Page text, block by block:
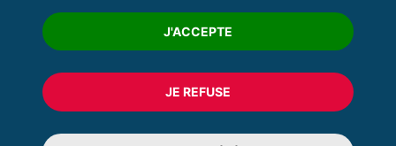
J'ACCEPTE
JE REFUSE
Formation
© 2020 FFFORCE Tous droits réservés
Mentions légales